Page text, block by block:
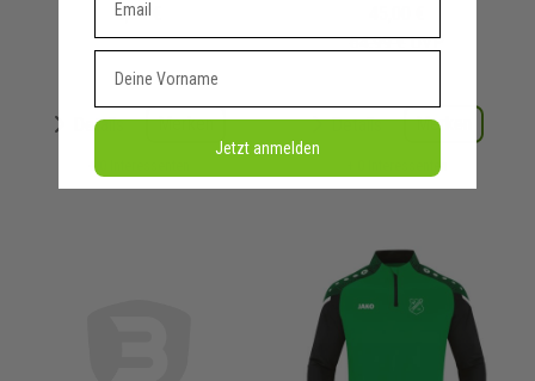
0,00 €
Details Merken
+ 0 Interessenten
64,99 € UVP
Details Merken
+ 0 Interessenten
Vorname
Jetzt anmelden